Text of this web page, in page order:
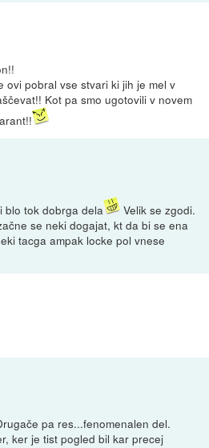
ovi pobral vse stvari ki jih je mel v
Kot pa smo ugotovili v novem
blo tok dobrga dela
Velik se zgodi.
se neki dogajat, kt da bi se ena
tacga ampak locke pol vnese
pa res...fenomenalen del.
ker je tist pogled bil kar precej